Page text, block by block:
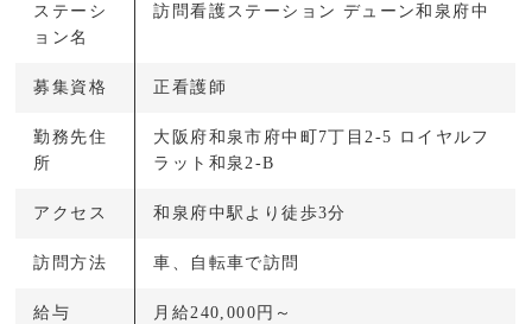
ステーシ
ョン名
訪問看護ステーション デューン和泉府中
募集資格 正看護師
勤務先住
所
大阪府和泉市府中町7丁目2-5 ロイヤルフ
ラット和泉2-B
アクセス 和泉府中駅より徒歩3分
訪問方法 車、自転車で訪問
給与 月給240,000円～